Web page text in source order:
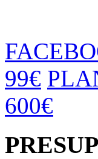
99€
600€